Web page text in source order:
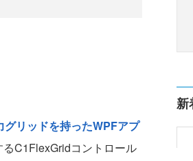
グリッドを持ったWPFアプ
C1FlexGridコントロール
新